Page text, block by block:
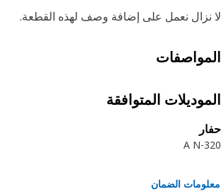
نزال نعمل على إضافة وصف لهذه القطعة.
المتوافقة
الضمان